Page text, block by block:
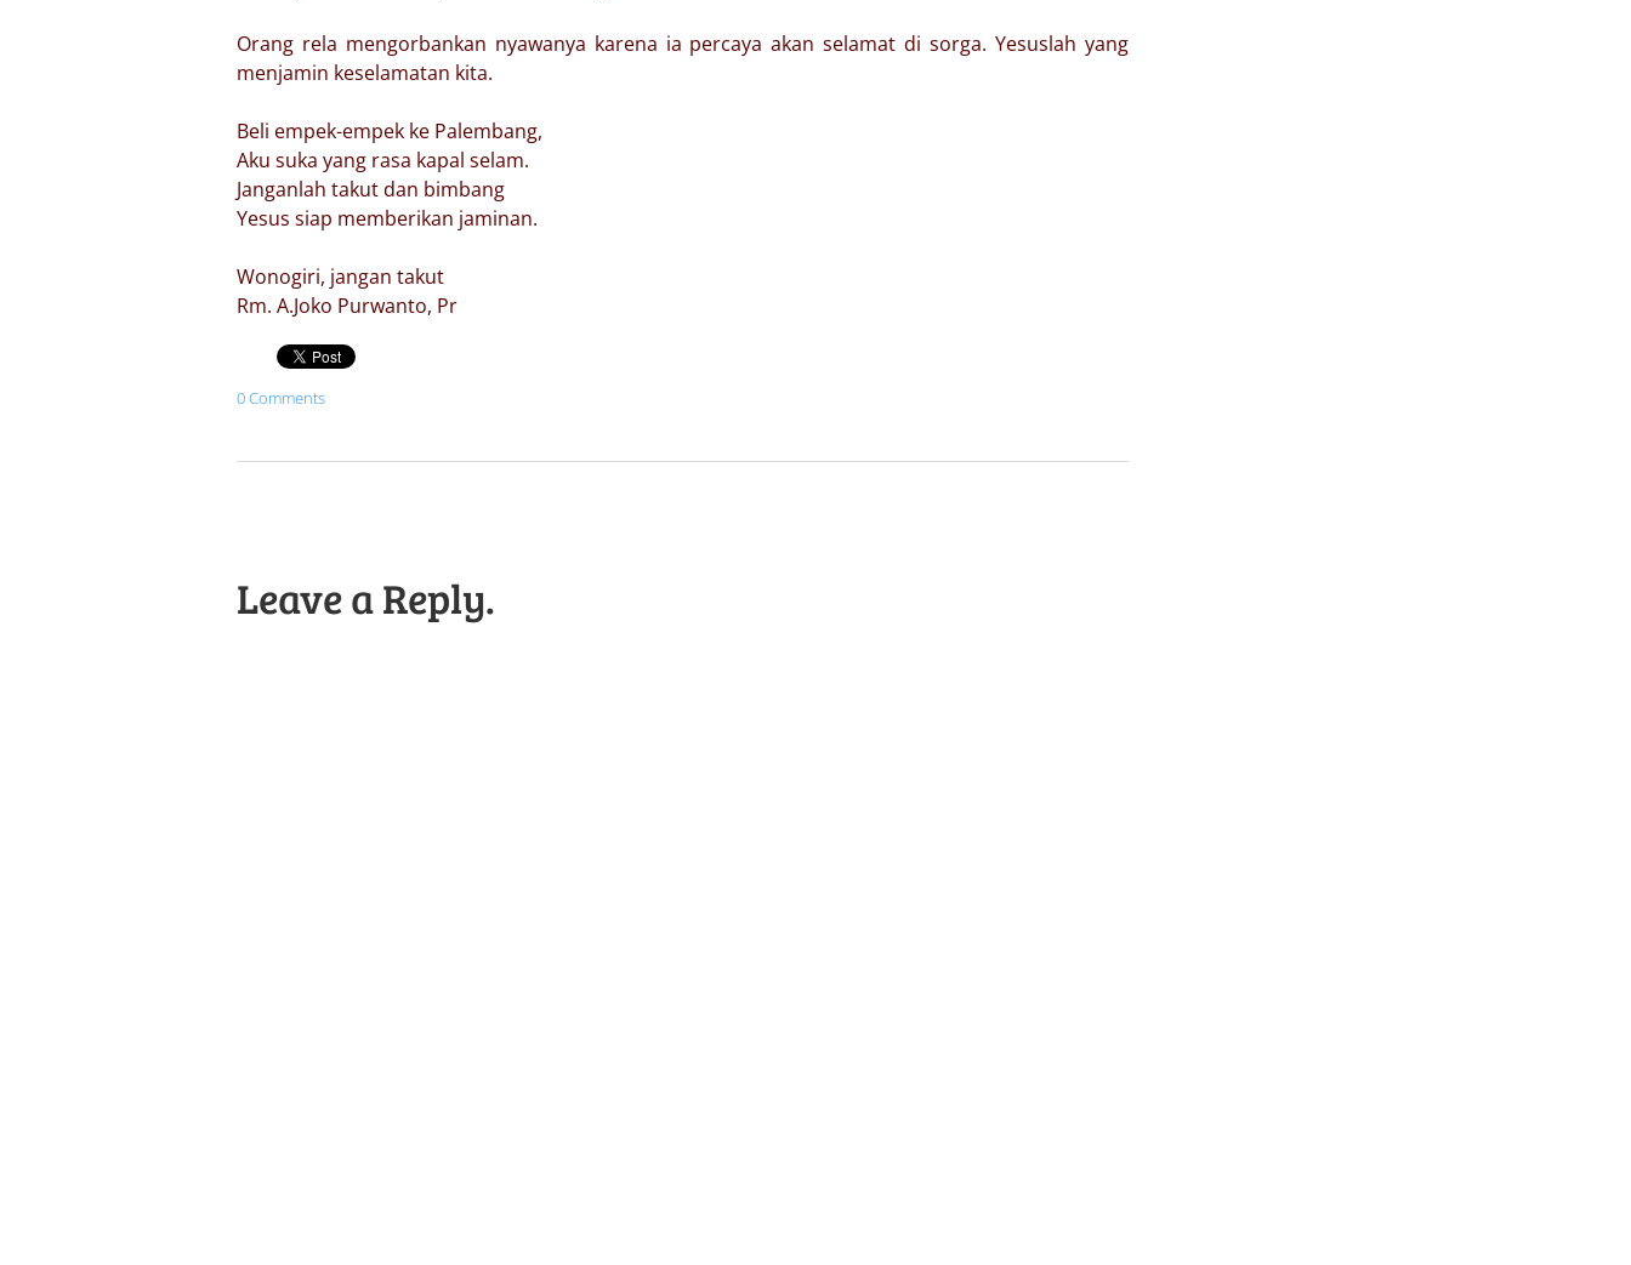
Orang rela mengorbankan nyawanya karena ia percaya akan selamat di sorga. Yesuslah yang
menjamin keselamatan kita.
Beli empek-empek ke Palembang,
Aku suka yang rasa kapal selam.
Janganlah takut dan bimbang
Yesus siap memberikan jaminan.
Wonogiri, jangan takut
Rm. A.Joko Purwanto, Pr
0 Comments
Leave a Reply.